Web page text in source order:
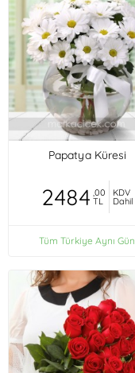
Papatya Küresi
2484 ,00
TL
KDV
Dahil
Tüm Türkiye Aynı Gün